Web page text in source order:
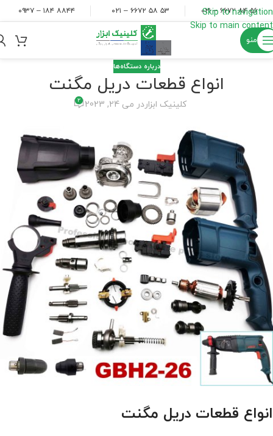
Skip to navigation
Skip to main content
۵۶ ۸۴ ۶۶۷۲ – ۰۲۱ ۵۳ ۵۸ ۶۶۷۲ – ۰۲۱ ۸۸۴۴ ۱۸۴ – ۰۹۳۷
منو
درباره دستگاه‌ها
انواع قطعات دریل مگنت
کلینیک ابزاردر می 24, 2023 2
انواع قطعات دریل مگنت